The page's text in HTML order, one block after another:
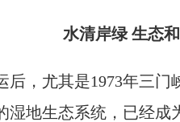
水清岸绿 生态
，尤其是1973年三门
湿地生态系统，已经